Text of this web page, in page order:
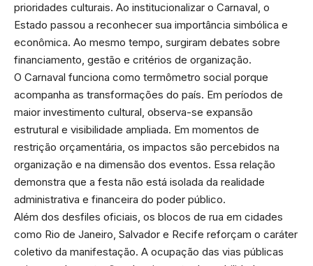
prioridades culturais. Ao institucionalizar o Carnaval, o
Estado passou a reconhecer sua importância simbólica e
econômica. Ao mesmo tempo, surgiram debates sobre
financiamento, gestão e critérios de organização.
O Carnaval funciona como termômetro social porque
acompanha as transformações do país. Em períodos de
maior investimento cultural, observa-se expansão
estrutural e visibilidade ampliada. Em momentos de
restrição orçamentária, os impactos são percebidos na
organização e na dimensão dos eventos. Essa relação
demonstra que a festa não está isolada da realidade
administrativa e financeira do poder público.
Além dos desfiles oficiais, os blocos de rua em cidades
como Rio de Janeiro, Salvador e Recife reforçam o caráter
coletivo da manifestação. A ocupação das vias públicas